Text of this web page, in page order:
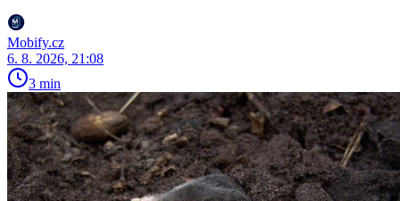
Mobify.cz
6. 8. 2026, 21:08
3 min